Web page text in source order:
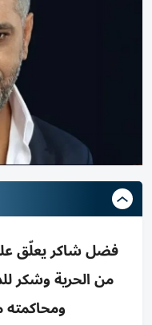
فضل شاكر يعلّق
من الحرية وشكر
ومحاكمته